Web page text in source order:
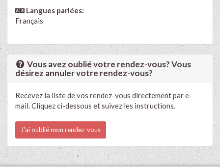
Langues parlées:
Français
Vous avez oublié votre rendez-vous? Vous
désirez annuler votre rendez-vous?
Recevez la liste de vos rendez-vous directement par e-
mail. Cliquez ci-dessous et suivez les instructions.
J'ai oublié mon rendez-vous